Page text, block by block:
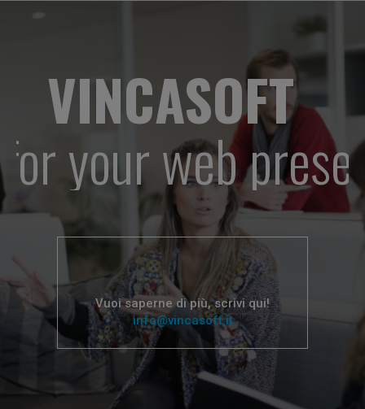
VINCASOFT
your web
Vuoi saperne di più, scrivi qui!
info@vincasoft.it